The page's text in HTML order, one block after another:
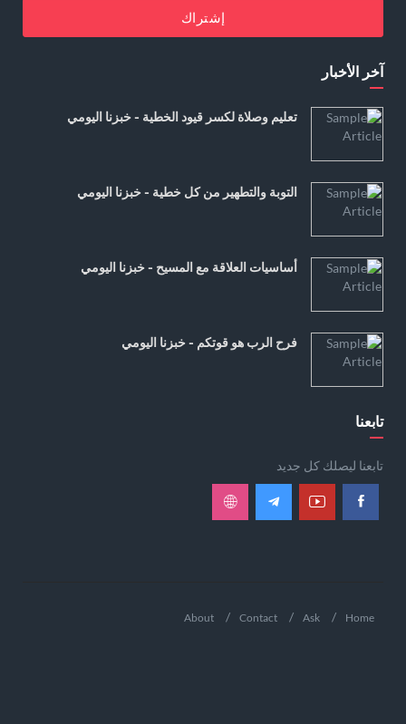
إشتراك
آخر الأخبار
تعليم وصلاة لكسر قيود الخطية - خبزنا اليومي
التوبة والتطهير من كل خطية - خبزنا اليومي
أساسيات العلاقة مع المسيح - خبزنا اليومي
فرح الرب هو قوتكم - خبزنا اليومي
تابعنا
تابعنا ليصلك كل جديد
Home
Ask
Contact
About